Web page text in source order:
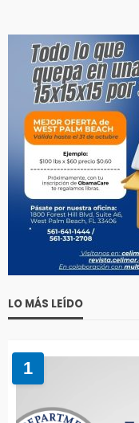
LO MÁS LEÍDO
1